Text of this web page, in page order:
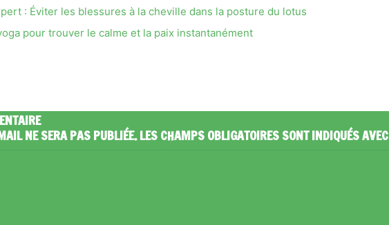
: Éviter les blessures à la cheville dans la posture du lotus
pour trouver le calme et la paix instantanément
NE SERA PAS PUBLIÉE.LES CHAMPS OBLIGATOIRES SONT INDIQUÉS AVEC